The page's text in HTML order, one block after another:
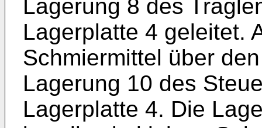
Lagerung 8 des
Lagerplatte 4 geleitet.
Schmiermittel über
Lagerung 10 des
Lagerplatte 4. Die